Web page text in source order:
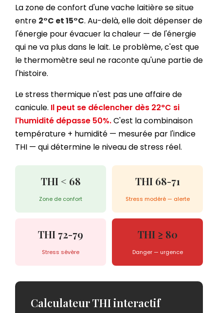
La zone de confort d'une vache laitière se situe
entre 2°C et 15°C. Au-delà, elle doit dépenser de
l'énergie pour évacuer la chaleur — de l'énergie
qui ne va plus dans le lait. Le problème, c'est que
le thermomètre seul ne raconte qu'une partie de
l'histoire.
Le stress thermique n'est pas une affaire de
canicule. Il peut se déclencher dès 22°C si
l'humidité dépasse 50%.C'est la combinaison
température + humidité — mesurée par l'indice
THI — qui détermine le niveau de stress réel.
THI < 68
Zone de confort
THI 68-71
Stress modéré — alerte
THI 72-79
Stress sévère
THI ≥ 80
Danger — urgence
Calculateur THI interactif